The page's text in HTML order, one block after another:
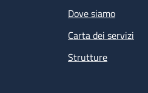
Dove siamo
Carta dei servizi
Strutture